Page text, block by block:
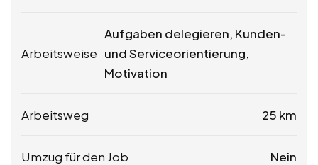
Arbeitsweise
Aufgaben delegieren, Kunden-
und Serviceorientierung,
Motivation
Arbeitsweg 25 km
Umzug für den Job Nein